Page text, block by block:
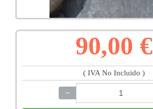
90,00 €
( IVA No Incluido )
−